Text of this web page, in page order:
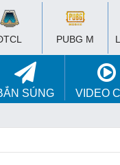
PUBG M
SÚNG VIDEO